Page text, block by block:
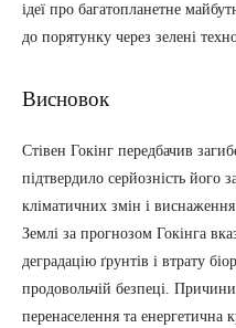
ідеї про багатопланетне
до порятунку через зелені
Висновок
Стівен Гокінг передбачив
підтвердило серйозність його
кліматичних змін і
Землі за прогнозом Гокінга
деградацію ґрунтів і втрату
продовольчій безпеці.
перенаселення та енергетична